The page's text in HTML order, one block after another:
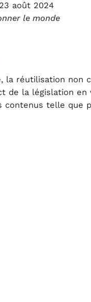
août 2024
le monde
la réutilisation non
de la législation
contenus telle que